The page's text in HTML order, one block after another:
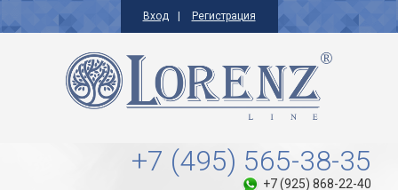
Вход Регистрация
+7 (495) 565-38-35
+7 (925) 868-22-40